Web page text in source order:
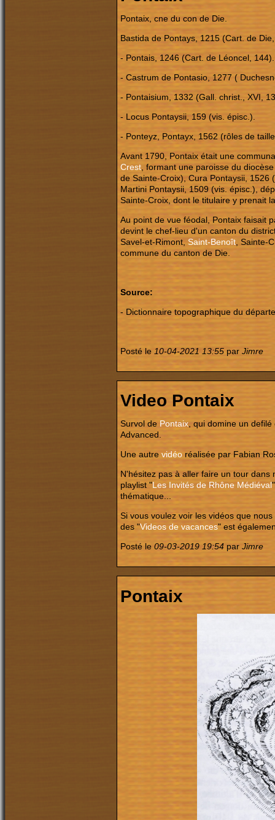
Pontaix, cne du con de Die.
Bastida de Pontays, 1215 (Cart. de
- Pontais, 1246 (Cart. de Léoncel,
- Castrum de Pontasio, 1277 (
- Pontaisium, 1332 (Gall. christ., XVI,
- Locus Pontaysii, 159 (vis. épisc.).
- Ponteyz, Pontayx, 1562 (rôles de
Avant 1790, Pontaix était une
Crest , formant une paroisse du
de Sainte-Croix), Cura Pontaysii, 1526
Martini Pontaysii, 1509 (vis. épisc.),
Sainte-Croix, dont le titulaire y prenait
Au point de vue féodal, Pontaix faisait
devint le chef-lieu d'un canton du
Savel-et-Rimont, Saint-Benoît , Sainte-
commune du canton de Die.
Source:
- Dictionnaire topographique du
Posté le 10-04-2021 13:55 par Jimre
Video Pontaix
Survol de Pontaix , qui domine un
Advanced.
Une autre vidéo réalisée par Fabian
N'hésitez pas à aller faire un tour dans
playlist "Les Invités de Rhône Médiéval
thématique...
Si vous voulez voir les vidéos que
des "Videos de vacances" est
Posté le 09-03-2019 19:54 par Jimre
Pontaix